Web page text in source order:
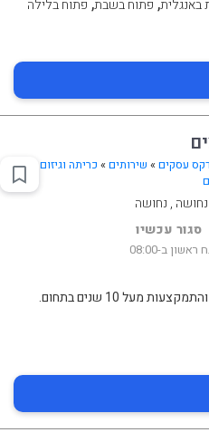
באנגלית פתוח בשבת פתוח בלילה
עסקים » שירותים» כריתה וגיזום
נחושה , נחושה
סגור עכשיו
ב-08:00
שפיצר גיזום וטיפול בעצים בעל ניסיון והתמקצעות מעל 10 שנים בתחום.